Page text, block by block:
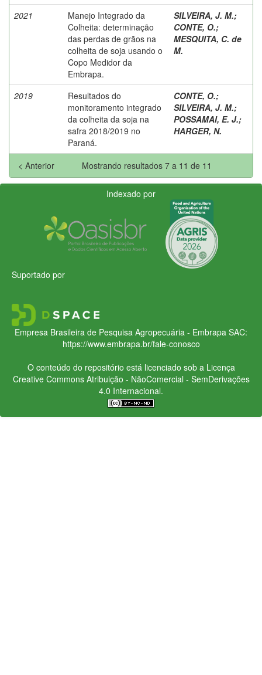
2021
Manejo Integrado da
Colheita: determinação
das perdas de grãos na
colheita de soja usando o
Copo Medidor da
Embrapa.
SILVEIRA, J. M.;
CONTE, O.;
MESQUITA, C. de
M.
2019
Resultados do
monitoramento integrado
da colheita da soja na
safra 2018/2019 no
Paraná.
CONTE, O.;
SILVEIRA, J. M.;
POSSAMAI, E. J.;
HARGER, N.
Mostrando resultados 7 a 11 de 11
< Anterior
Indexado por
Suportado por
Empresa Brasileira de Pesquisa Agropecuária - Embrapa SAC:
https://www.embrapa.br/fale-conosco
O conteúdo do repositório está licenciado sob a Licença
Creative CommonsAtribuição - NãoComercial - SemDerivações
4.0 Internacional.